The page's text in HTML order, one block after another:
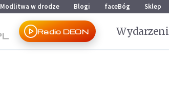
Modlitwa w drodze Blogi faceBóg Sklep
Radio DEON